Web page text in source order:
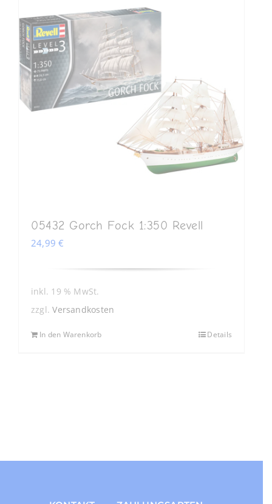
05432 Gorch Fock 1:350 Revell
24,99€
inkl. 19 % MwSt.
zzgl.Versandkosten
In den Warenkorb Details